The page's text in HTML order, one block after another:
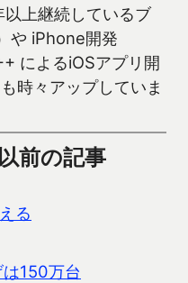
上継続しているブ
や iPhone開発
によるiOSアプリ開
時々アップしていま
前の記事
る
150万台